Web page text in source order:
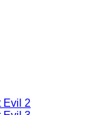
Evil 2